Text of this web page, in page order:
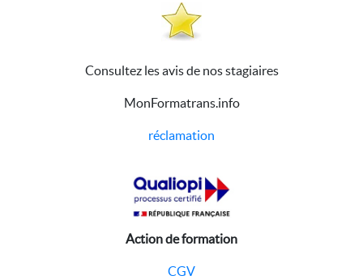
Consultez les avis de nos stagiaires
MonFormatrans.info
réclamation
Action de formation
CGV